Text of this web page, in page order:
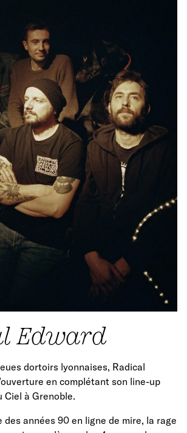
Edward
dortoirs lyonnaises, Radical
en complétant son line-up
Ciel à Grenoble.
des années 90 en ligne de mire, la rage